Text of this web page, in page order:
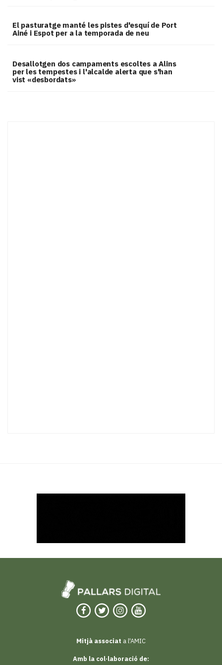
El pasturatge manté les pistes d'esquí de Port
Ainé i Espot per a la temporada de neu
​Desallotgen dos campaments escoltes a Alins
per les tempestes i l'alcalde alerta que s'han
vist «desbordats»
Mitjà associat a l'AMIC
Amb la col·laboració de: